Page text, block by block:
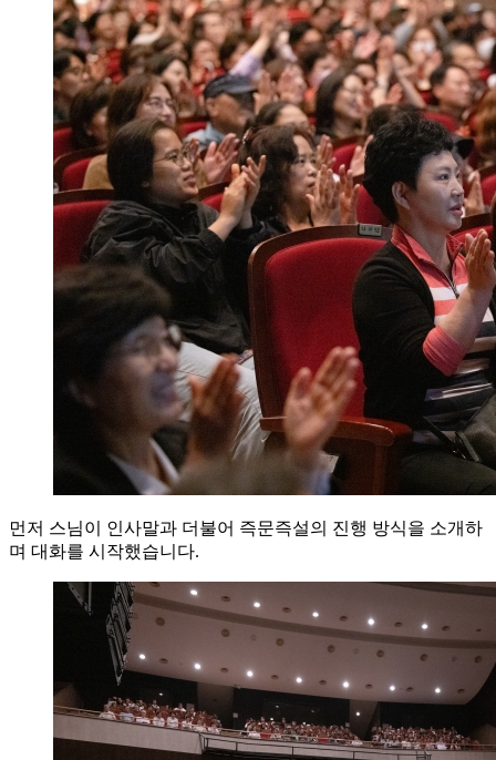
먼저 스님이 인사말과 더불어 즉문즉설의 진행 방식을 소개하
며 대화를 시작했습니다.